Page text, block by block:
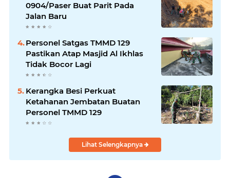
0904/Paser Buat Parit Pada
Jalan Baru
Personel Satgas TMMD 129
Pastikan Atap Masjid Al Ikhlas
Tidak Bocor Lagi
Kerangka Besi Perkuat
Ketahanan Jembatan Buatan
Personel TMMD 129
Lihat Selengkapnya